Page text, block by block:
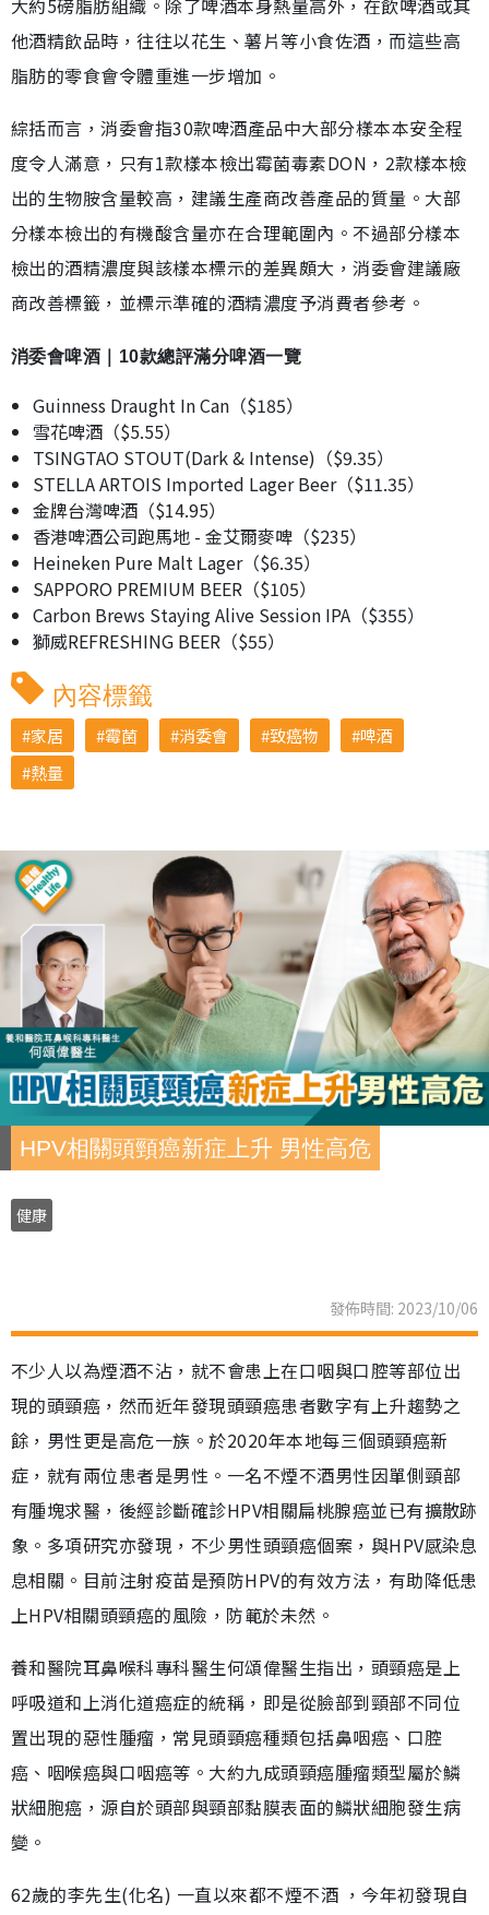
大約5磅脂肪組織。除了啤酒本身熱量高外，在飲啤酒或其
他酒精飲品時，往往以花生、薯片等小食佐酒，而這些高
脂肪的零食會令體重進一步增加。
綜括而言，消委會指30款啤酒產品中大部分樣本本安全程
度令人滿意，只有1款樣本檢出霉菌毒素DON，2款樣本檢
出的生物胺含量較高，建議生產商改善產品的質量。大部
分樣本檢出的有機酸含量亦在合理範圍內。不過部分樣本
檢出的酒精濃度與該樣本標示的差異頗大，消委會建議廠
商改善標籤，並標示準確的酒精濃度予消費者參考。
消委會啤酒｜10款總評滿分啤酒一覽
Guinness Draught In Can（$185）
雪花啤酒（$5.55）
TSINGTAO STOUT(Dark & Intense)（$9.35）
STELLA ARTOIS Imported Lager Beer（$11.35）
金牌台灣啤酒（$14.95）
香港啤酒公司跑馬地 - 金艾爾麥啤（$235）
Heineken Pure Malt Lager（$6.35）
SAPPORO PREMIUM BEER（$105）
Carbon Brews Staying Alive Session IPA（$355）
獅威REFRESHING BEER（$55）
內容標籤
家居 霉菌 消委會 致癌物
啤酒
熱量
HPV相關頭頸癌新症上升 男性高危
健康
發佈時間: 2023/10/06
不少人以為煙酒不沾，就不會患上在口咽與口腔等部位出
現的頭頸癌，然而近年發現頭頸癌患者數字有上升趨勢之
餘，男性更是高危一族。於2020年本地每三個頭頸癌新
症，就有兩位患者是男性。一名不煙不酒男性因單側頸部
有腫塊求醫，後經診斷確診HPV相關扁桃腺癌並已有擴散跡
象。多項研究亦發現，不少男性頭頸癌個案，與HPV感染息
息相關。目前注射疫苗是預防HPV的有效方法，有助降低患
上HPV相關頭頸癌的風險，防範於未然。
養和醫院耳鼻喉科專科醫生何頌偉醫生指出，頭頸癌是上
呼吸道和上消化道癌症的統稱，即是從臉部到頸部不同位
置出現的惡性腫瘤，常見頭頸癌種類包括鼻咽癌、口腔
癌、咽喉癌與口咽癌等。大約九成頭頸癌腫瘤類型屬於鱗
狀細胞癌，源自於頭部與頸部黏膜表面的鱗狀細胞發生病
變。
62歲的李先生(化名) 一直以來都不煙不酒 ，今年初發現自